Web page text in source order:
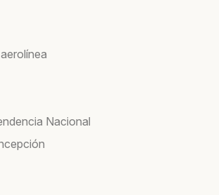
Nacional